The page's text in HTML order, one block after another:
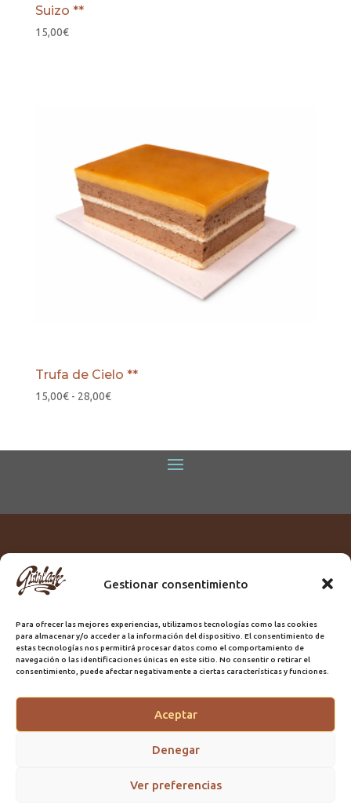
Gestionar consentimiento
Para ofrecer las mejores experiencias, utilizamos tecnologías como las cookies
para almacenar y/o acceder a la información del dispositivo. El consentimiento de
estas tecnologías nos permitirá procesar datos como el comportamiento de
navegación o las identificaciones únicas en este sitio. No consentir o retirar el
consentimiento, puede afectar negativamente a ciertas características y funciones.
Aceptar
Denegar
Ver preferencias
Suizo **
15,00€
Trufa de Cielo **
15,00€ - 28,00€Rango
desde
Titular:
ROME GUIRLACHE SL.
Domicilio:Calle Triana, 68
Ciudad:Las Palmas de Gran Canaria
Registro Sanitario:GC/20/PH/7192